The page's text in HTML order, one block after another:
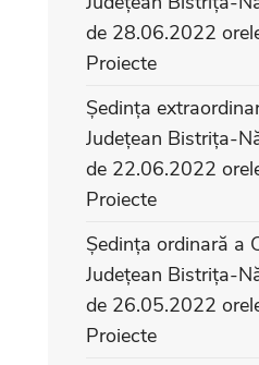
de 28.06.2022
Proiecte
Ședința
Județean Bistrița-
de 22.06.2022
Proiecte
Ședința ordinară a
Județean Bistrița-
de 26.05.2022
Proiecte